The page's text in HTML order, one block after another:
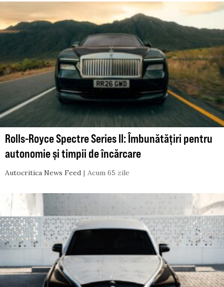
Rolls-Royce Spectre Series II: Îmbunătățiri pentru
autonomie și timpii de încărcare
Autocritica News Feed Acum 65 zile